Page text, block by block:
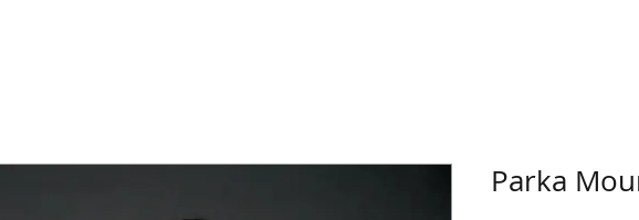
Parka